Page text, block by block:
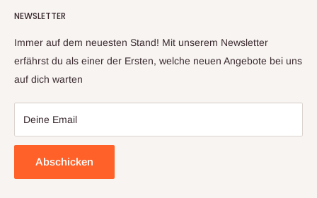
Lieferantennetzwerk, können wir ihnen ein großes Sortiment
an Artikeln anbieten. Sollte sich trotz sorgfältiger Prüfung mal
ein Artikel zu ihnen auf den Weg gemacht haben, welcher
nicht ihren Erwartungen entspricht, kontaktieren sie uns bitte
Impressum
Datenschutzerklärung
Widerrufsbelehrung & Widerrufsformula
Allgemeine Geschäftsbedingungen
NEWSLETTER
Immer auf dem neuesten Stand! Mit unserem Newsletter
erfährst du als einer der Ersten, welche neuen Angebote bei uns
auf dich warten
Deine Email
Abschicken